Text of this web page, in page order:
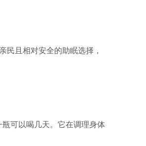
民且相对安全的助眠选择，
可以喝几天。它在调理身体